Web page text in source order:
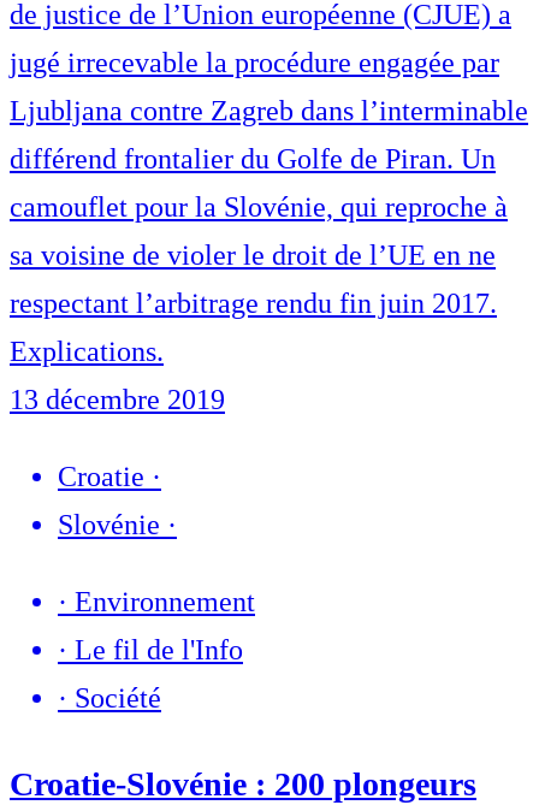
de justice de l’Union européenne (CJUE) a
jugé irrecevable la procédure engagée par
Ljubljana contre Zagreb dans l’interminable
différend frontalier du Golfe de Piran. Un
camouflet pour la Slovénie, qui reproche à
sa voisine de violer le droit de l’UE en ne
respectant l’arbitrage rendu fin juin 2017.
Explications.
13 décembre 2019
Croatie ·
Slovénie ·
· Environnement
· Le fil de l'Info
· Société
Croatie-Slovénie : 200 plongeurs